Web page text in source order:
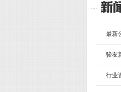
最新
骏友
行业